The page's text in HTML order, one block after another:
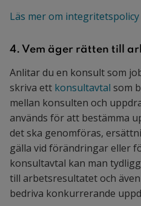
Läs mer om integritetspolicy
4. Vem äger rätten till
Anlitar du en konsult som
skriva ett konsultavtal som
mellan konsulten och
används för att bestämma
det ska genomföras,
gälla vid förändringar eller
konsultavtal kan man
till arbetsresultatet och
bedriva konkurrerande